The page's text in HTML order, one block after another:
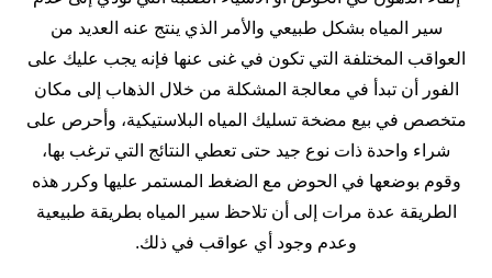
سير المياه بشكل طبيعي والأمر الذي ينتج عنه العديد من
العواقب المختلفة التي تكون في غنى عنها فإنه يجب عليك على
الفور أن تبدأ في معالجة المشكلة من خلال الذهاب إلى مكان
متخصص في بيع مضخة تسليك المياه البلاستيكية، وأحرص على
شراء واحدة ذات نوع جيد حتى تعطي النتائج التي ترغب بها،
وقوم بوضعها في الحوض مع الضغط المستمر عليها وكرر هذه
الطريقة عدة مرات إلى أن تلاحظ سير المياه بطريقة طبيعية
وعدم وجود أي عواقب في ذلك.